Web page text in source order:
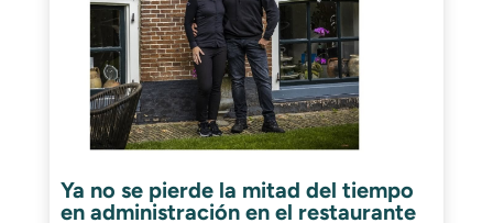
Ya no se pierde la mitad del tiempo
en administración en el restaurante